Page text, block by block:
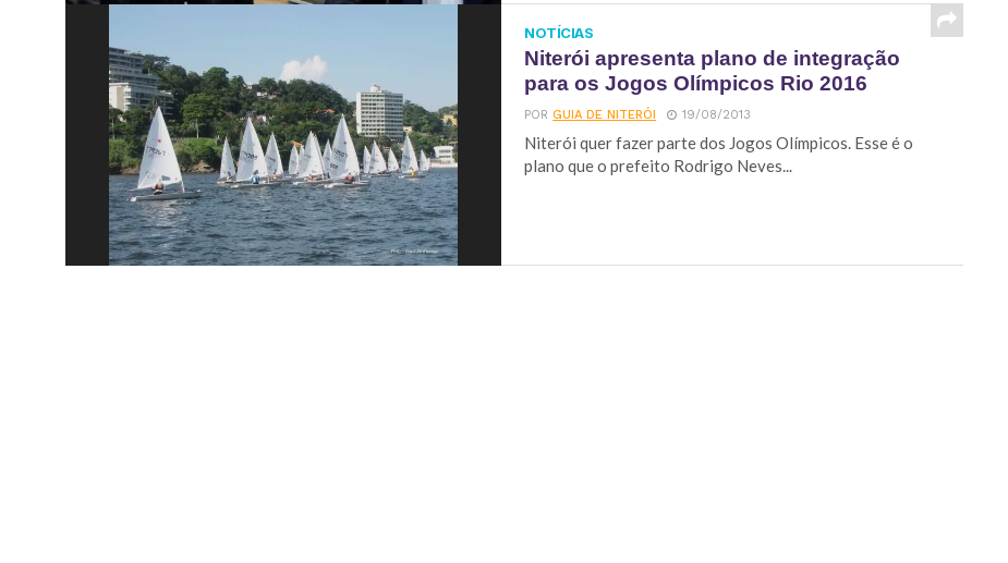
NOTÍCIAS
Niterói apresenta plano de integração
para os Jogos Olímpicos Rio 2016
PORGUIA DE NITERÓI 19/08/2013
Niterói quer fazer parte dos Jogos Olímpicos. Esse é o
plano que o prefeito Rodrigo Neves...